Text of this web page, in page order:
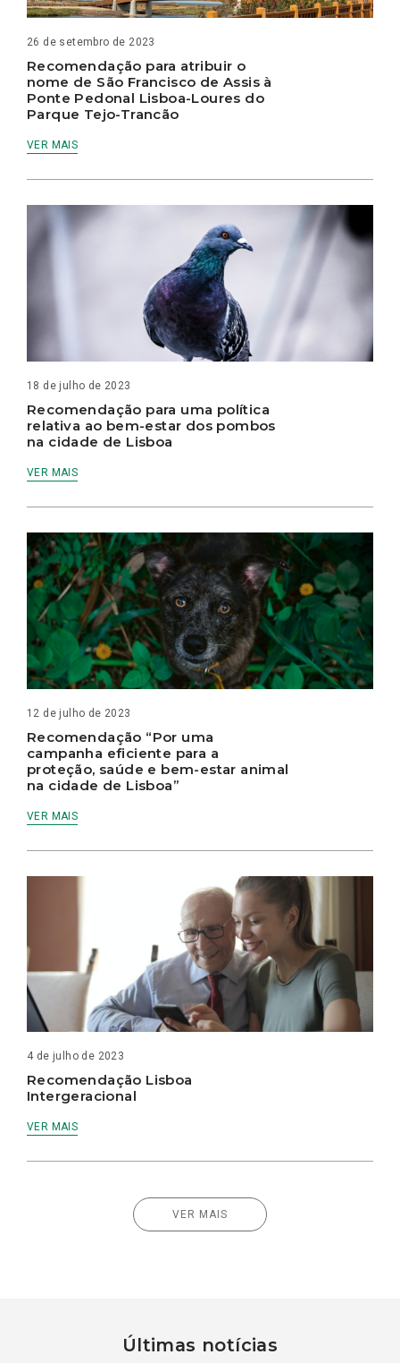
26 de setembro de 2023
Recomendação para atribuir o
nome de São Francisco de Assis à
Ponte Pedonal Lisboa-Loures do
Parque Tejo-Trancão
VER MAIS
18 de julho de 2023
Recomendação para uma política
relativa ao bem-estar dos pombos
na cidade de Lisboa
VER MAIS
12 de julho de 2023
Recomendação “Por uma
campanha eficiente para a
proteção, saúde e bem-estar animal
na cidade de Lisboa”
VER MAIS
4 de julho de 2023
Recomendação Lisboa
Intergeracional
VER MAIS
VER MAIS
Últimas notícias